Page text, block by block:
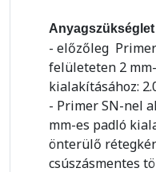
Anyagszükséglet
- előzőleg
felületeten 2
kialakításához:
- Primer SN-nel
mm-es padló
önterülő
csúszásmentes